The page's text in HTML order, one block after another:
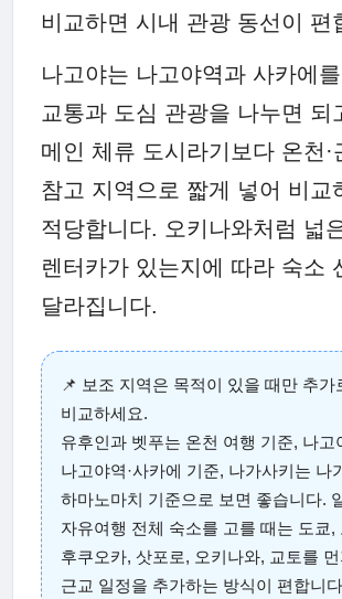
비교하면 시내 관광 동선이 편
나고야는 나고야역과 사카에
교통과 도심 관광을 나누면 되
메인 체류 도시라기보다 온천·
참고 지역으로 짧게 넣어 비교
적당합니다. 오키나와처럼 넓
렌터카가 있는지에 따라 숙소
달라집니다.
📌 보조 지역은 목적이 있을 때만 추가
비교하세요.
유후인과 벳푸는 온천 여행 기준, 나고
나고야역·사카에 기준, 나가사키는 나
하마노마치 기준으로 보면 좋습니다.
자유여행 전체 숙소를 고를 때는 도쿄,
후쿠오카, 삿포로, 오키나와, 교토를
근교 일정을 추가하는 방식이 편합니